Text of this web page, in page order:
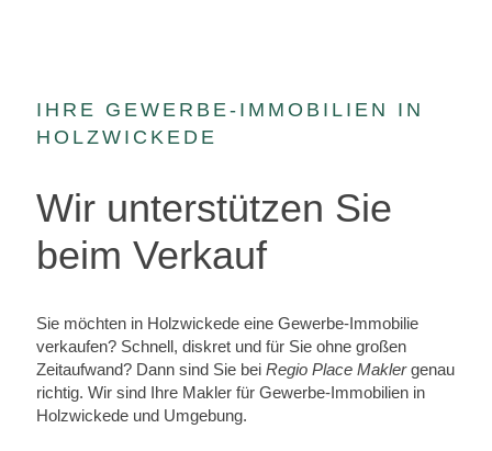
IHRE GEWERBE-IMMOBILIEN IN
HOLZWICKEDE
Wir unterstützen Sie
beim Verkauf
Sie möchten in Holzwickede eine Gewerbe-Immobilie
verkaufen? Schnell, diskret und für Sie ohne großen
Zeitaufwand? Dann sind Sie bei Regio Place Maklergenau
richtig. Wir sind Ihre Makler für Gewerbe-Immobilien in
Holzwickede und Umgebung.